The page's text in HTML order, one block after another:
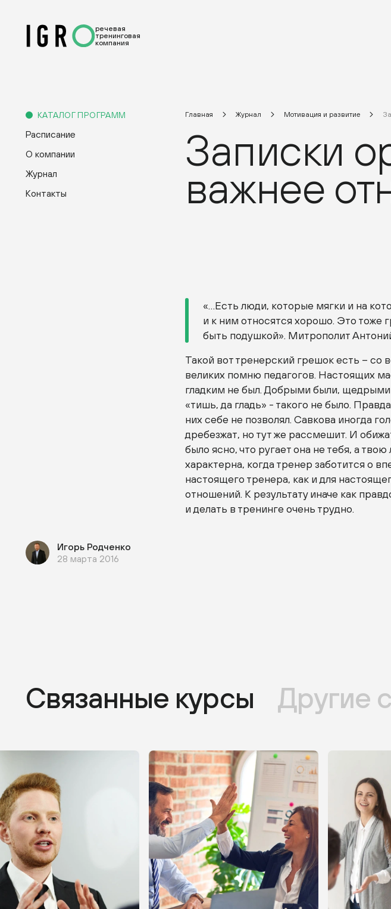
речевая
тренинговая
компания
КАТАЛОГ ПРОГРАММ
Расписание
О компании
Журнал
Контакты
Главная Журнал Мотивация и развитие
Записки
важнее
«…Есть люди, которые мягки и на
и к ним относятся хорошо. Это тоже
быть подушкой». Митрополит
Такой вот тренерский грешок есть – со
великих помню педагогов. Настоящих
гладким не был. Добрыми были, щедрыми
«тишь, да гладь» - такого не было.
них себе не позволял. Савкова иногда
дребезжат, но тут же рассмешит. И
было ясно, что ругает она не тебя, а
характерна, когда тренер заботится о
настоящего тренера, как и для
отношений. К результату иначе как
и делать в тренинге очень трудно.
Игорь Родченко
28 марта 2016
Связанные курсы Другие